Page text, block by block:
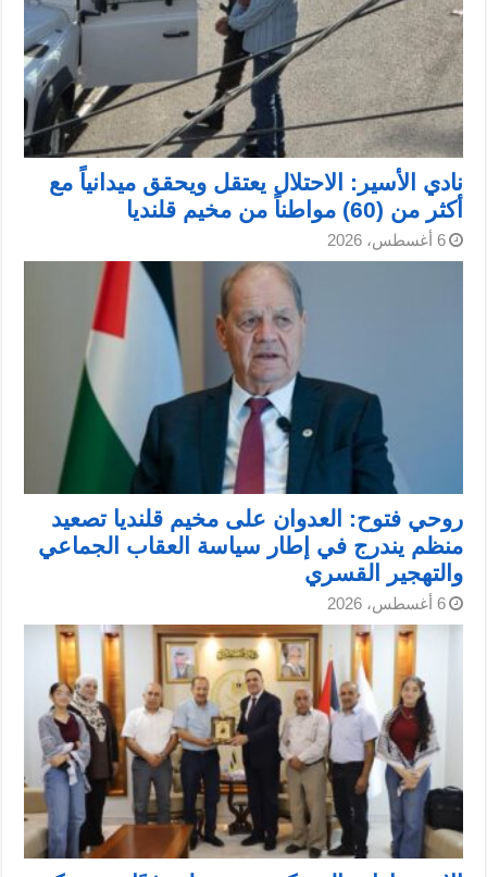
نادي الأسير: الاحتلال يعتقل ويحقق ميدانياً مع
أكثر من (60) مواطناً من مخيم قلنديا
6 أغسطس، 2026
روحي فتوح: العدوان على مخيم قلنديا تصعيد
منظم يندرج في إطار سياسة العقاب الجماعي
والتهجير القسري
6 أغسطس، 2026